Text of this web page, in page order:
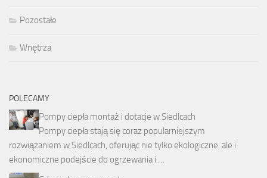
Pozostałe
Wnętrza
POLECAMY
Pompy ciepła montaż i dotacje w Siedlcach
Pompy ciepła stają się coraz popularniejszym
rozwiązaniem w Siedlcach, oferując nie tylko ekologiczne, ale i
ekonomiczne podejście do ogrzewania i …